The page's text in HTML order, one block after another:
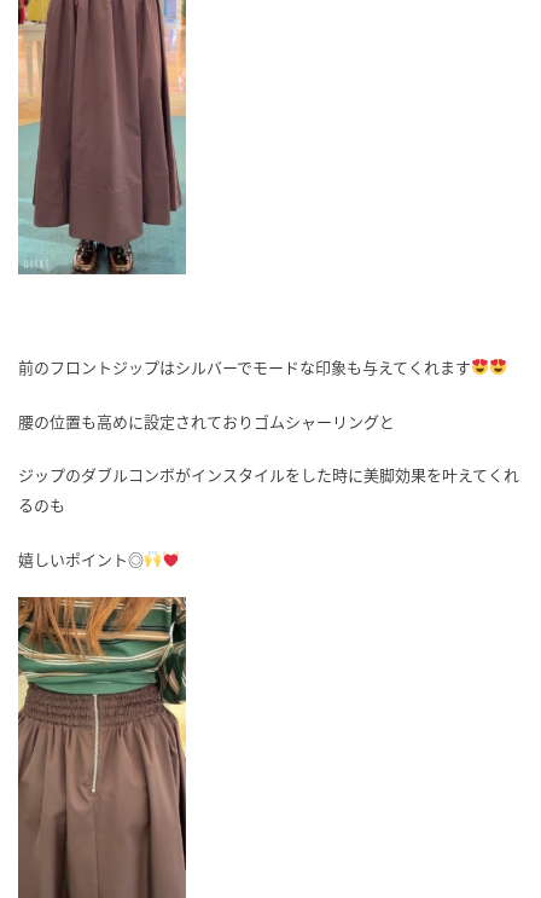
前のフロントジップはシルバーでモードな印象も与えてくれます
腰の位置も高めに設定されておりゴムシャーリングと
ジップのダブルコンボがインスタイルをした時に美脚効果を叶えてくれ
るのも
嬉しいポイント◎